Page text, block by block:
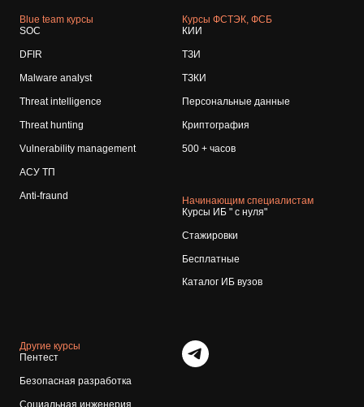
Blue team курсы
SOC
DFIR
Malware analyst
Threat intelligence
Threat hunting
Vulnerability management
АСУ ТП
Anti-fraund
Курсы ФСТЭК, ФСБ
КИИ
ТЗИ
ТЗКИ
Персональные данные
Криптография
500 + часов
Начинающим специалистам
Курсы ИБ " с нуля"
Стажировки
Бесплатные
Каталог ИБ вузов
Другие курсы
Пентест
Безопасная разработка